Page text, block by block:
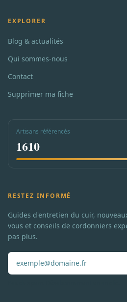
EXPLORER
Blog & actualités
Qui sommes-nous
Contact
Supprimer ma fiche
Artisans référencés
1610
RESTEZ INFORMÉ
Guides d'entretien du cuir,
vous et conseils de cordonniers
pas plus.